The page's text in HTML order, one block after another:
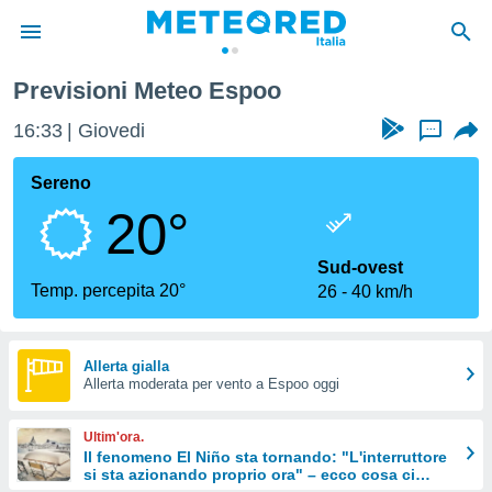
di
per
le
di
Web
le
Previsioni Meteo Espoo
16:33 Giovedi ...
Sereno
20°
Temp. percepita 20°
Sud-ovest
26
40 km/h
Allerta gialla
Allerta moderata per vento a Espoo oggi
Ultim'ora.
Il fenomeno El Niño sta tornando: "L'interruttore
si sta azionando proprio ora" – ecco cosa ci